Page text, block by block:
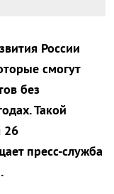
России
смогут
без
Такой
26
пресс-служба